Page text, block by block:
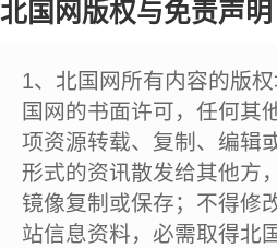
北国网版权与免责声明
1、北国网所有内容的版
国网的书面许可，任何其
项资源转载、复制、编辑
形式的资讯散发给其他方
镜像复制或保存；不得修
站信息资料，必需取得北